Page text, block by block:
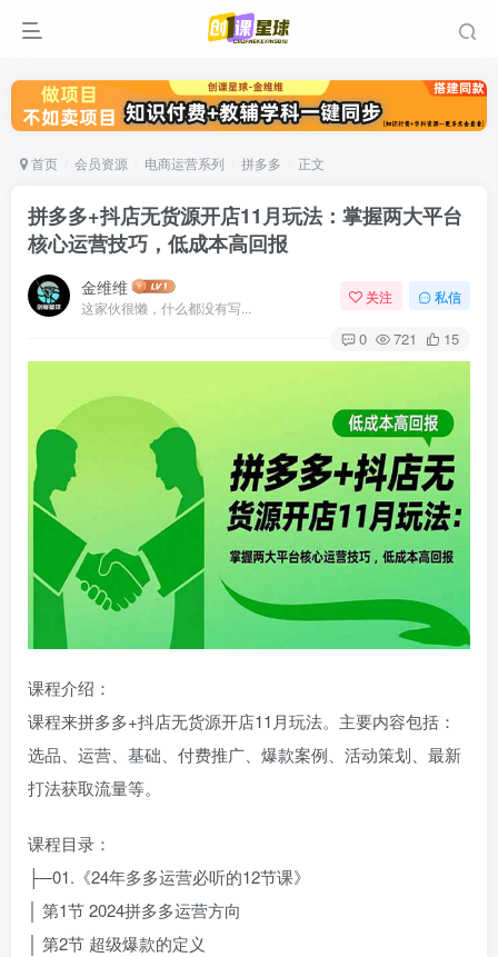
首页 会员资源 电商运营系列 拼多多 正文
拼多多+抖店无货源开店11月玩法：掌握两大平台
核心运营技巧，低成本高回报
金维维
这家伙很懒，什么都没有写...
关注 私信
0 721 15
课程介绍：
课程来拼多多+抖店无货源开店11月玩法。主要内容包括：
选品、运营、基础、付费推广、爆款案例、活动策划、最新
打法获取流量等。
课程目录：
├─01.《24年多多运营必听的12节课》
│ 第1节 2024拼多多运营方向
│ 第2节 超级爆款的定义